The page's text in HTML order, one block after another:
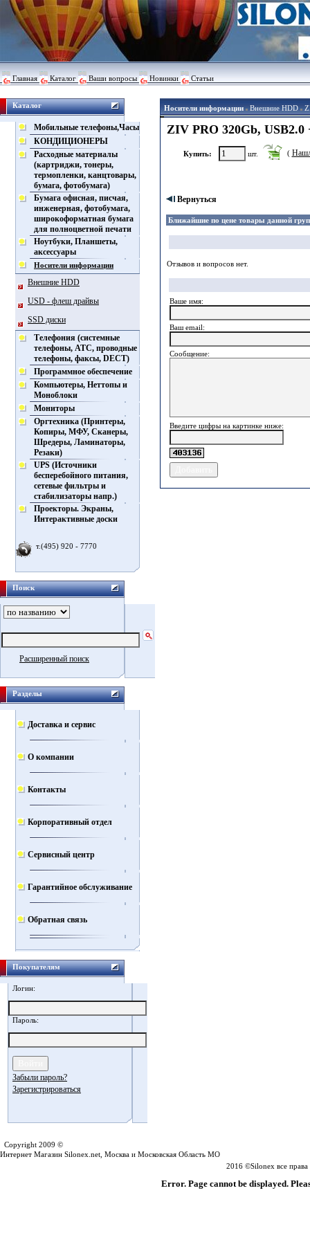
Главная Каталог Ваши вопросы Новинки Статьи
Каталог
Мобильные телефоны,Часы
КОНДИЦИОНЕРЫ
Расходные материалы
(картриджи, тонеры,
термопленки, канцтовары,
бумага, фотобумага)
Бумага офисная, писчая,
инженерная, фотобумага,
широкоформатная бумага
для полноцветной печати
Ноутбуки, Планшеты,
аксессуары
Носители информации
Внешние HDD
USD - флеш драйвы
SSD диски
Телефония (системные
телефоны, АТС, проводные
телефоны, факсы, DECT)
Программное обеспечение
Компьютеры, Неттопы и
Моноблоки
Мониторы
Оргтехника (Принтеры,
Копиры, МФУ, Сканеры,
Шредеры, Ламинаторы,
Резаки)
UPS (Источники
бесперебойного питания,
сетевые фильтры и
стабилизаторы напр.)
Проекторы. Экраны,
Интерактивные доски
т.(495) 920 - 7770
Поиск
Расширенный поиск
Разделы
Доставка и сервис
О компании
Контакты
Корпоративный отдел
Сервисный центр
Гарантийное обслуживание
Обратная связь
Покупателям
Логин:
Пароль:
Забыли пароль?
Зарегистрироваться
Носители информации Внешние HDD
ZIV PRO 320Gb, USB2.0
Купить: шт. (
Вернуться
Ближайшие по цене товары данной
Отзывов и вопросов нет.
Ваше имя:
Ваш еmail:
Сообщение:
Введите цифры на картинке ниже:
Copyright 2009 ©
Интернет Магазин Silonex.net, Москва и Московская Область МО
2016 ©Silonex все
Error. Page cannot be displayed.